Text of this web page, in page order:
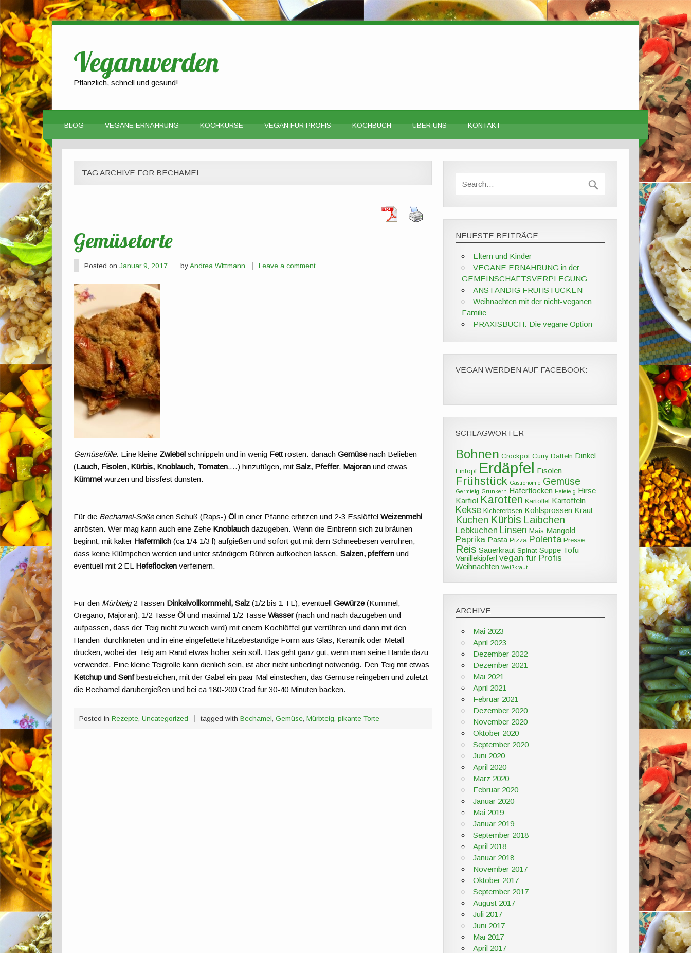
Veganwerden
Pflanzlich, schnell und gesund!
BLOG VEGANE ERNÄHRUNG KOCHKURSE VEGAN FÜR PROFIS KOCHBUCH ÜBER UNS KONTAKT
TAG ARCHIVE FOR BECHAMEL
Gemüsetorte
Posted on Januar 9, 2017 byAndrea Wittmann Leave a comment
Gemüsefülle: Eine kleine Zwiebel schnippeln und in wenig Fettrösten. danachGemüsenach Belieben
(Lauch, Fisolen, Kürbis, Knoblauch, Tomaten,…) hinzufügen, mitSalz, Pfeffer, Majoran und etwas
Kümmel würzen und bissfest dünsten.
Für die Bechamel-Soßeeinen Schuß (Raps-)Öl in einer Pfanne erhitzen und 2-3 EsslöffelWeizenmehl
anrösten. Wer mag kann auch eine Zehe Knoblauch dazugeben. Wenn die Einbrenn sich zu bräunen
beginnt, mit kalter Hafermilch (ca 1/4-1/3 l) aufgießen und sofort gut mit dem Schneebesen verrühren,
dass keine Klümpchen werden und unter ständigem Rühren aufkochen lassen.Salzen, pfeffern und
eventuell mit 2 EL Hefeflocken verfeinern.
Für den Mürbteig2 Tassen Dinkelvollkornmehl, Salz (1/2 bis 1 TL), eventuellGewürze(Kümmel,
Oregano, Majoran), 1/2 TasseÖl und maximal 1/2 TasseWasser(nach und nach dazugeben und
aufpassen, dass der Teig nicht zu weich wird) mit einem Kochlöffel gut verrühren und dann mit den
Händen durchkneten und in eine eingefettete hitzebeständige Form aus Glas, Keramik oder Metall
drücken, wobei der Teig am Rand etwas höher sein soll. Das geht ganz gut, wenn man seine Hände dazu
verwendet. Eine kleine Teigrolle kann dienlich sein, ist aber nicht unbedingt notwendig. Den Teig mit etwas
Ketchup und Senfbestreichen, mit der Gabel ein paar Mal einstechen, das Gemüse reingeben und zuletzt
die Bechamel darübergießen und bei ca 180-200 Grad für 30-40 Minuten backen.
Posted in Rezepte, Uncategorized tagged withBechamel ,Gemüse ,Mürbteig ,pikante Torte
NEUESTE BEITRÄGE
Eltern und Kinder
VEGANE ERNÄHRUNG in der
GEMEINSCHAFTSVERPLEGUNG
ANSTÄNDIG FRÜHSTÜCKEN
Weihnachten mit der nicht-veganen
Familie
PRAXISBUCH: Die vegane Option
VEGAN WERDEN AUF FACEBOOK:
SCHLAGWÖRTER
Bohnen Crockpot Curry Datteln Dinkel
Eintopf Erdäpfel Fisolen
Frühstück Gastronomie Gemüse
Germteig Grünkern Haferflocken Hefeteig Hirse
Karfiol Karotten Kartoffel Kartoffeln
Kekse Kichererbsen Kohlsprossen Kraut
Kuchen Kürbis Laibchen
Lebkuchen Linsen Mais Mangold
Paprika Pasta Pizza Polenta Presse
Reis Sauerkraut Spinat Suppe Tofu
Vanillekipferl vegan für Profis
Weihnachten Weißkraut
ARCHIVE
Mai 2023
April 2023
Dezember 2022
Dezember 2021
Mai 2021
April 2021
Februar 2021
Dezember 2020
November 2020
Oktober 2020
September 2020
Juni 2020
April 2020
März 2020
Februar 2020
Januar 2020
Mai 2019
Januar 2019
September 2018
April 2018
Januar 2018
November 2017
Oktober 2017
September 2017
August 2017
Juli 2017
Juni 2017
Mai 2017
April 2017